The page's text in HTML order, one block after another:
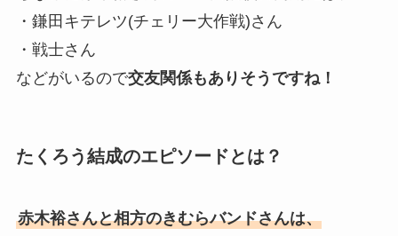
・鎌田キテレツ(チェリー大作戦)さん
・戦士さん
などがいるので交友関係もありそうですね！
たくろう結成のエピソードとは？
赤木裕さんと相方のきむらバンドさんは、